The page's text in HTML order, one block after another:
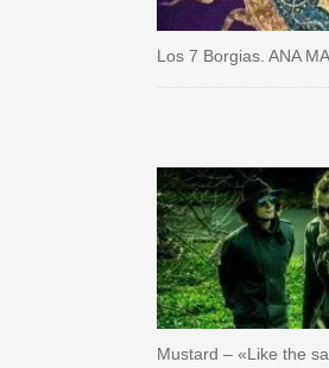
Los 7 Borgias. ANA
Mustard – «Like the